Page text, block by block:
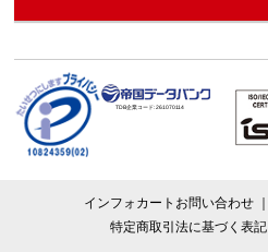
TDB企業コード:261070114
インフォカートお問い合わせ
特定商取引法に基づく表記